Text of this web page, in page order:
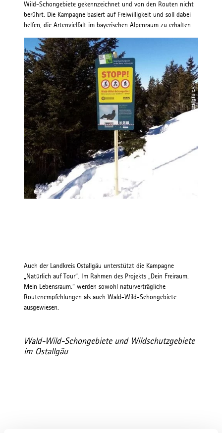
Wild-Schongebiete gekennzeichnet und von den Routen nicht
berührt. Die Kampagne basiert auf Freiwilligkeit und soll dabei
helfen, die Artenvielfalt im bayerischen Alpenraum zu erhalten.
© Tourismusverband Ostallgäu e.V.
Auch der Landkreis Ostallgäu unterstützt die Kampagne
„Natürlich auf Tour“. Im Rahmen des Projekts „Dein Freiraum.
Mein Lebensraum.“ werden sowohl naturverträgliche
Routenempfehlungen als auch Wald-Wild-Schongebiete
ausgewiesen.
Wald-Wild-Schongebiete und Wildschutzgebiete
im Ostallgäu